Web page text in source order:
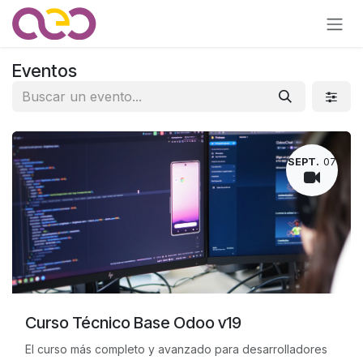
Ir al contenido
Eventos
SEPT. 07
Curso Técnico Base Odoo v19
El curso más completo y avanzado para desarrolladores